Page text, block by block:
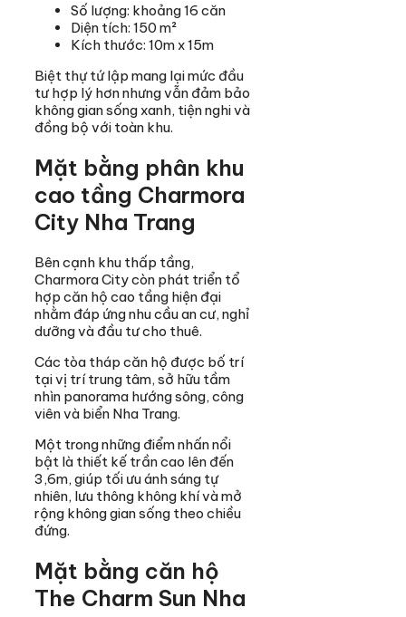
Số lượng: khoảng 16 căn
Diện tích: 150 m²
Kích thước: 10m x 15m
Biệt thự tứ lập mang lại mức đầu
tư hợp lý hơn nhưng vẫn đảm bảo
không gian sống xanh, tiện nghi và
đồng bộ với toàn khu.
Mặt bằng phân khu
cao tầng Charmora
City Nha Trang
Bên cạnh khu thấp tầng,
Charmora City còn phát triển tổ
hợp căn hộ cao tầng hiện đại
nhằm đáp ứng nhu cầu an cư, nghỉ
dưỡng và đầu tư cho thuê.
Các tòa tháp căn hộ được bố trí
tại vị trí trung tâm, sở hữu tầm
nhìn panorama hướng sông, công
viên và biển Nha Trang.
Một trong những điểm nhấn nổi
bật là thiết kế trần cao lên đến
3,6m, giúp tối ưu ánh sáng tự
nhiên, lưu thông không khí và mở
rộng không gian sống theo chiều
đứng.
Mặt bằng căn hộ
The Charm Sun Nha